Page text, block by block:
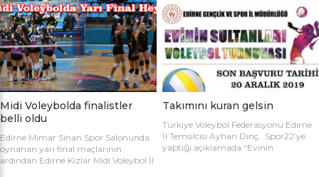
Midi Voleybolda finalistler
belli oldu
Edirne Mimar Sinan Spor Salonunda
oynanan yarı final maçlarının
ardından Edirne Kızlar Midi Voleybol İl
Takımını kuran gelsin
Türkiye Voleybol Federasyonu Edirne
İl Temsilcisi Ayhan Dinç, Spor22’ye
yaptığı açıklamada “Evinin